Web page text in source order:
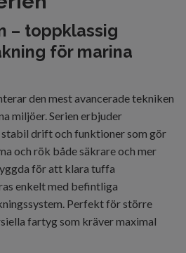
– toppklassig
för marina
den mest avancerade tekniken
miljöer. Serien erbjuder
drift och funktioner som gör
och rök både säkrare och mer
för att klara tuffa
enkelt med befintliga
Perfekt för större
fartyg som kräver maximal